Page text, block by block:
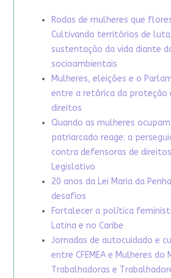
Rodas de mulheres que
Cultivando territórios de
sustentação da vida diante
socioambientais
Mulheres, eleições e o
entre a retórica da proteção
direitos
Quando as mulheres
patriarcado reage: a
contra defensoras de
Legislativo
20 anos da Lei Maria da
desafios
Fortalecer a política
Latina e no Caribe
Jornadas de autocuidado e
entre CFEMEA e Mulheres do
Trabalhadoras e